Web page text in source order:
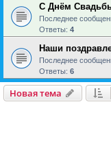
С Днём
Последнее
Ответы: 4
Наши
Последнее
Ответы: 6
Новая тема